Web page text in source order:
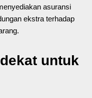
asuransi
ekstra terhadap
untuk